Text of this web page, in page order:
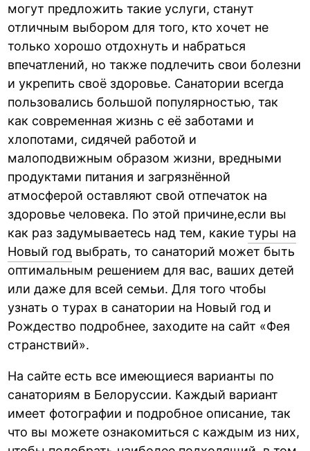
могут предложить такие услуги, станут
отличным выбором для того, кто хочет не
только хорошо отдохнуть и набраться
впечатлений, но также подлечить свои болезни
и укрепить своё здоровье. Санатории всегда
пользовались большой популярностью, так
как современная жизнь с её заботами и
хлопотами, сидячей работой и
малоподвижным образом жизни, вредными
продуктами питания и загрязнённой
атмосферой оставляют свой отпечаток на
здоровье человека. По этой причине,если вы
как раз задумываетесь над тем, какиетуры на
Новый год выбрать, то санаторий может быть
оптимальным решением для вас, ваших детей
или даже для всей семьи. Для того чтобы
узнать о турах в санатории на Новый год и
Рождество подробнее, заходите на сайт «Фея
странствий».
На сайте есть все имеющиеся варианты по
санаториям в Белоруссии. Каждый вариант
имеет фотографии и подробное описание, так
что вы можете ознакомиться с каждым из них,